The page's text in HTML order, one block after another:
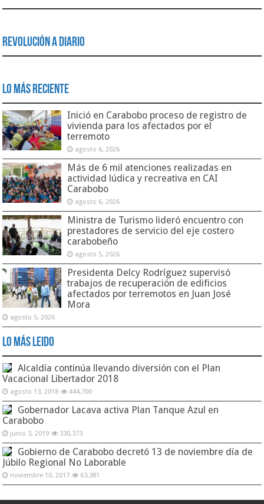
Revolución a Diario
Lo Más Reciente
Inició en Carabobo proceso de registro de
vivienda para los afectados por el
terremoto
agosto 6, 2026
Más de 6 mil atenciones realizadas en
actividad lúdica y recreativa en CAI
Carabobo
agosto 6, 2026
Ministra de Turismo lideró encuentro con
prestadores de servicio del eje costero
carabobeño
agosto 5, 2026
Presidenta Delcy Rodríguez supervisó
trabajos de recuperación de edificios
afectados por terremotos en Juan José
Mora
agosto 5, 2026
Lo Más Leido
Alcaldía continúa llevando diversión con el Plan
Vacacional Libertador 2018
agosto 13, 2018 444,700
Gobernador Lacava activa Plan Tanque Azul en
Carabobo
junio 3, 2019 330,373
Gobierno de Carabobo decretó 13 de noviembre día de
Júbilo Regional No Laborable
noviembre 10, 2017 63,381